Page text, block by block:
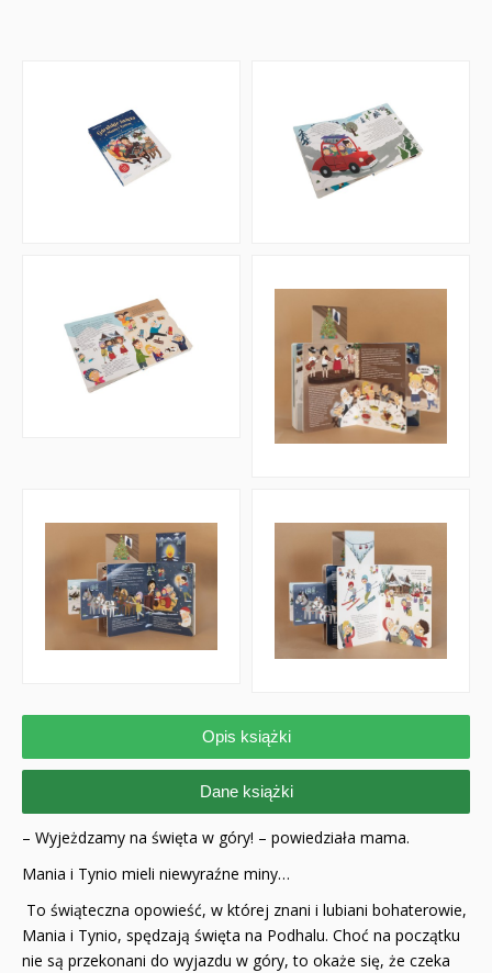
Opis książki
Dane książki
– Wyjeżdzamy na święta w góry! – powiedziała mama.
Mania i Tynio mieli niewyraźne miny…
To świąteczna opowieść, w której znani i lubiani bohaterowie,
Mania i Tynio, spędzają święta na Podhalu. Choć na początku
nie są przekonani do wyjazdu w góry, to okaże się, że czeka